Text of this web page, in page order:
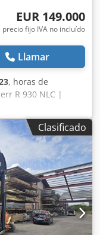
EUR 149.000
precio fijo IVA no incluído
Llamar
, horas de
R 930 NLC |
📍Ubicación:
¡Utilice
los costos de
EUR o haga una
disponible por una
Djdpfx
experto
64 aprobados ✅,
Comentario del
estado de
de los fluidos
Clasificado